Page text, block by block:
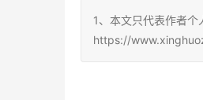
1、本文只代表作者个
https://